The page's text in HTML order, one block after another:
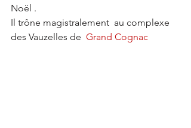
Noël .
Il trône magistralement  au complexe
des Vauzelles de Grand Cognac